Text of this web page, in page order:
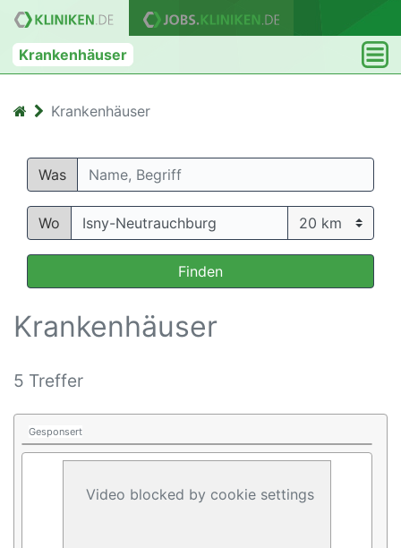
Krankenhäuser
Krankenhäuser
Was
Wo
Finden
Krankenhäuser
5 Treffer
Gesponsert
Video blocked by cookie settings